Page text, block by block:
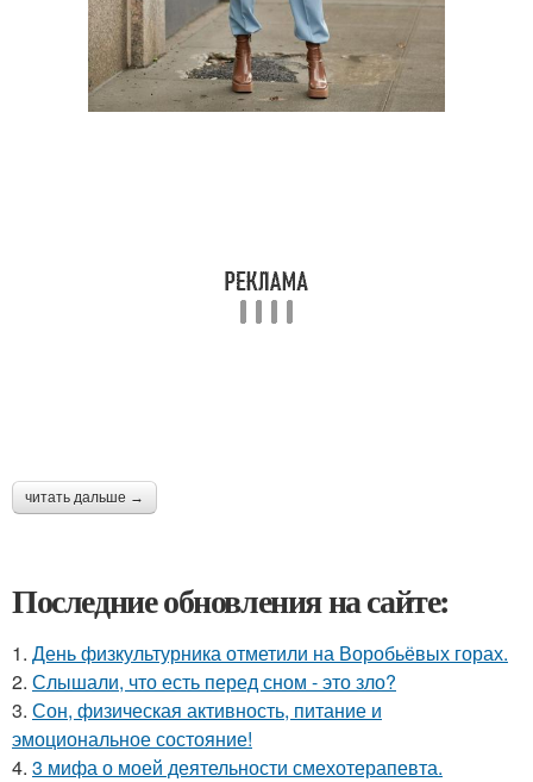
читать дальше →
Последние обновления на сайте:
1. День физкультурника отметили на Воробьёвых горах.
2. Слышали, что есть перед сном - это зло?
3. Сон, физическая активность, питание и
эмоциональное состояние!
4. 3 мифа о моей деятельности смехотерапевта.